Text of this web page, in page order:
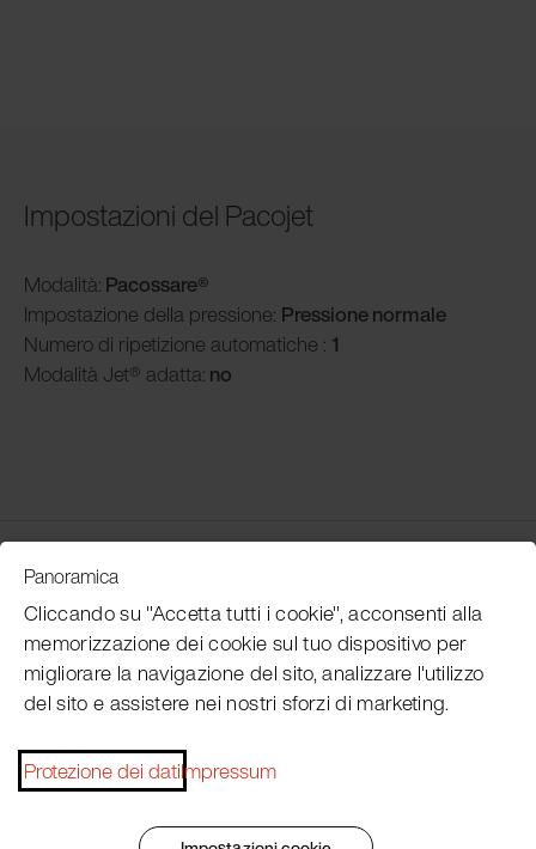
Impostazioni del Pacojet
Modalità: Pacossare®
Impostazione della pressione: Pressione normale
Numero di ripetizione automatiche : 1
Modalità Jet® adatta: no
Customer Service
Subscribe Pacojet Newsletter
Would you like to be regularly updated on news, event
Panoramica
Cliccando su "Accetta tutti i cookie", acconsenti alla
memorizzazione dei cookie sul tuo dispositivo per
migliorare la navigazione del sito, analizzare l'utilizzo
del sito e assistere nei nostri sforzi di marketing.
Protezione dei datiImpressum